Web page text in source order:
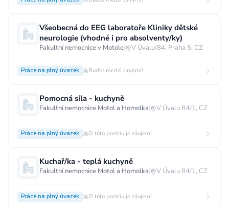
Všeobecná do EEG laboratoře Kliniky dětské
neurologie (vhodné i pro absolventy/ky)
Fakultní nemocnice v Motole| V Úvalu/84, Praha 5, CZ
Práce na plný úvazek Buďte medzi prvými!
Pomocná síla - kuchyně
Fakultní nemocnice Motol a Homolka| V Úvalu 84/1, CZ
Práce na plný úvazek O túto pozíciu je záujem!
Kuchař/ka - teplá kuchyně
Fakultní nemocnice Motol a Homolka| V Úvalu 84/1, CZ
Práce na plný úvazek O túto pozíciu je záujem!